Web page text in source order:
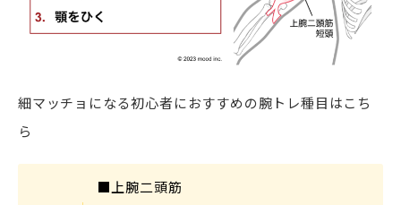
細マッチョになる初心者におすすめの腕トレ種目はこち
ら
■上腕二頭筋